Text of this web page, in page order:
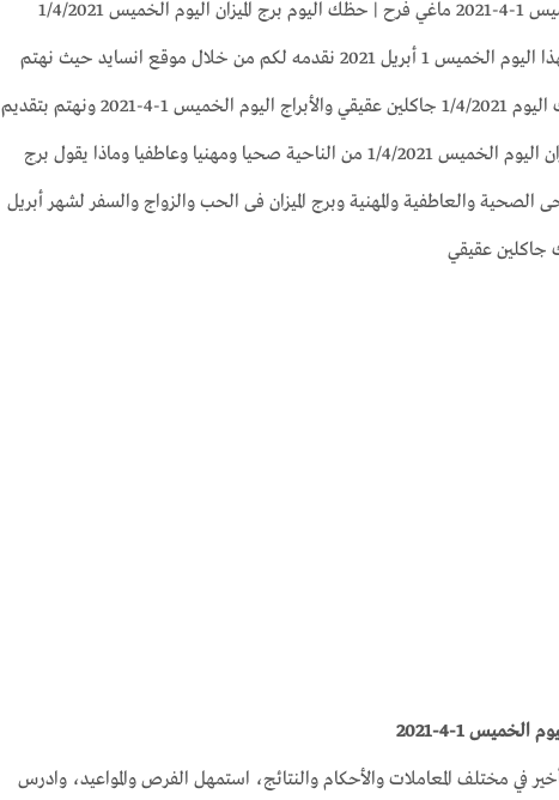
1/4/2021
توقعات برج الميزان لهذا اليوم الخميس 1 أبريل 2021 نقدمه لكم من خلال موقع انسايد حيث نهتم
بجميع الأبراج وحظك اليوم 1/4/2021 جاكلين عقيقي والأبراج اليوم الخميس 1-4-2021 ونهتم بتقديم
كل ما يخص برج الميزان اليوم الخميس 1/4/2021 من الناحية صحيا ومهنيا وعاطفيا وماذا يقول برج
الصحية والعاطفية والمهنية وبرج الميزان فى الحب والزواج والسفر لشهر أبريل
1-4-2021
في مختلف المعاملات والأحكام والنتائج، استمهل الفرص والمواعيد، وادرس